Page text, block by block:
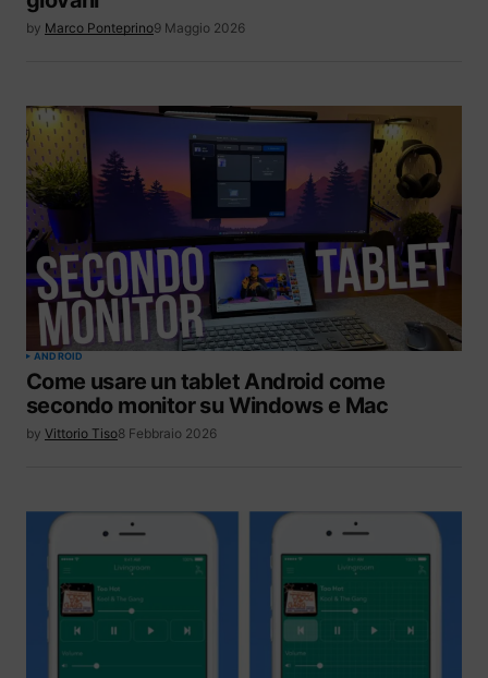
by Marco Ponteprino9 Maggio 2026
ANDROID
Come usare un tablet Android come
secondo monitor su Windows e Mac
by Vittorio Tiso8 Febbraio 2026